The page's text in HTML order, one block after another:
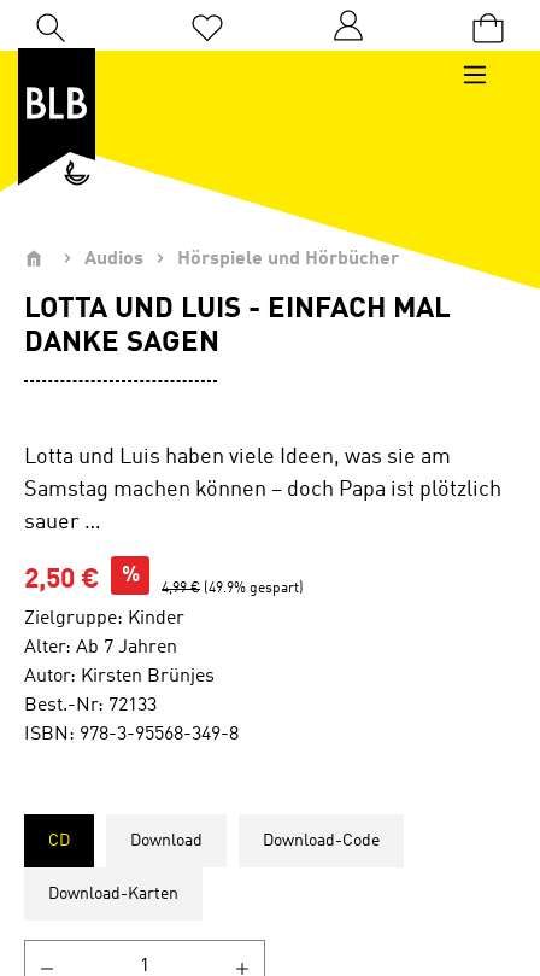
Zum Hauptinhalt springen
Du hast 0 Produkte auf dem Merkzettel
Audios Hörspiele und Hörbücher
LOTTA UND LUIS - EINFACH MAL
DANKE SAGEN
Lotta und Luis haben viele Ideen, was sie am
Samstag machen können – doch Papa ist plötzlich
sauer …
2,50 € %
4,99 € (49.9% gespart)
Zielgruppe: Kinder
Alter: Ab 7 Jahren
Autor: Kirsten Brünjes
Best.-Nr: 72133
ISBN: 978-3-95568-349-8
CD Download Download-Code
Download-Karten